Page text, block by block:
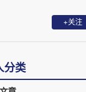
+关注
分类